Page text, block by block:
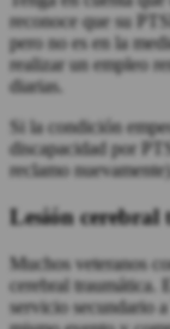
reconoce que su
pero no es en la
realizar un empleo
diarias.
Si la condición
discapacidad por
reclamo
Lesión
Muchos veteranos
cerebral traumática.
servicio secundario